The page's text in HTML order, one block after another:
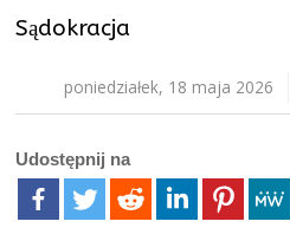
Sądokracja
poniedziałek, 18 maja 2026
Udostępnij na